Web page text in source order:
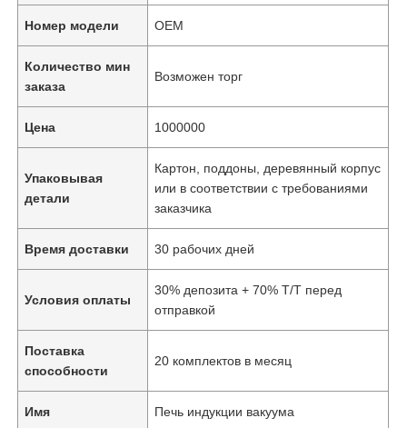
Номер модели OEM
Количество мин
заказа
Возможен торг
Цена 1000000
Упаковывая
детали
Картон, поддоны, деревянный корпус
или в соответствии с требованиями
заказчика
Время доставки 30 рабочих дней
Условия оплаты
30% депозита + 70% T/T перед
отправкой
Поставка
способности
20 комплектов в месяц
Имя Печь индукции вакуума